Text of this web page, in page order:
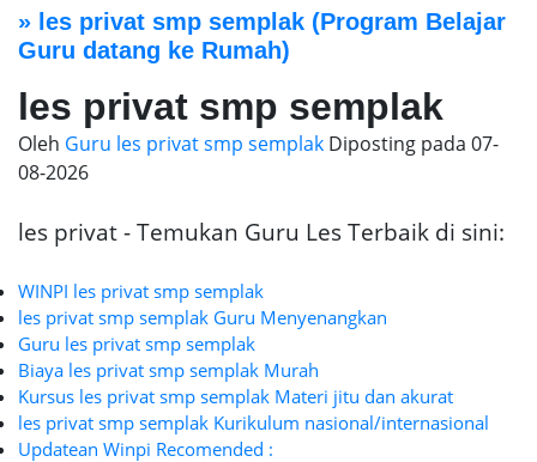
» les privat smp semplak (Program Belajar
Guru datang ke Rumah)
les privat smp semplak
Oleh Guru les privat smp semplak Diposting pada 07-
08-2026
les privat - Temukan Guru Les Terbaik di sini:
WINPI les privat smp semplak
les privat smp semplak Guru Menyenangkan
Guru les privat smp semplak
Biaya les privat smp semplak Murah
Kursus les privat smp semplak Materi jitu dan akurat
les privat smp semplak Kurikulum nasional/internasional
Updatean Winpi Recomended :